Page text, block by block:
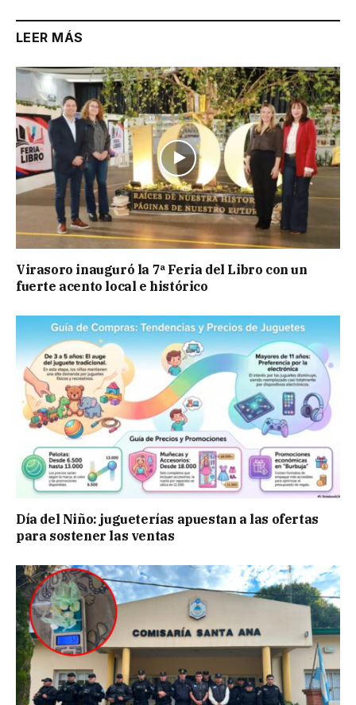
LEER MÁS
Virasoro inauguró la 7ª Feria del Libro con un
fuerte acento local e histórico
Día del Niño: jugueterías apuestan a las ofertas
para sostener las ventas